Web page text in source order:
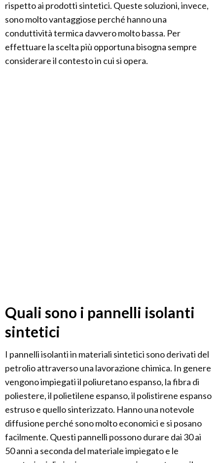
rispetto ai prodotti sintetici. Queste soluzioni, invece,
sono molto vantaggiose perché hanno una
conduttività termica davvero molto bassa. Per
effettuare la scelta più opportuna bisogna sempre
considerare il contesto in cui si opera.
Quali sono i pannelli isolanti
sintetici
I pannelli isolanti in materiali sintetici sono derivati del
petrolio attraverso una lavorazione chimica. In genere
vengono impiegati il poliuretano espanso, la fibra di
poliestere, il polietilene espanso, il polistirene espanso
estruso e quello sinterizzato. Hanno una notevole
diffusione perché sono molto economici e si posano
facilmente. Questi pannelli possono durare dai 30 ai
50 anni a seconda del materiale impiegato e le